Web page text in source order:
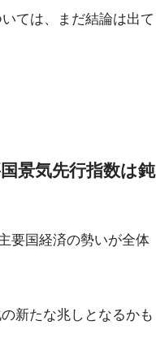
ては、まだ結論は出て
景気先行指数は鈍
要国経済の勢いが全体
新たな兆しとなるかも